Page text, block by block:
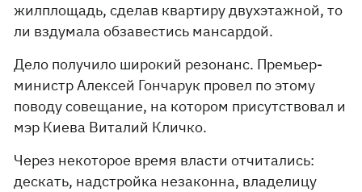
жилплощадь, сделав квартиру двухэтажной, то
ли вздумала обзавестись мансардой.
Дело получило широкий резонанс. Премьер-
министр Алексей Гончарук провел по этому
поводу совещание, на котором присутствовал и
мэр Киева Виталий Кличко.
Через некоторое время власти отчитались:
дескать, надстройка незаконна, владелицу